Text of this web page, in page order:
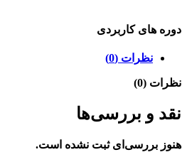
دوره های کاربردی
نظرات (0)
نظرات (0)
نقد و بررسی‌ها
هنوز بررسی‌ای ثبت نشده است.